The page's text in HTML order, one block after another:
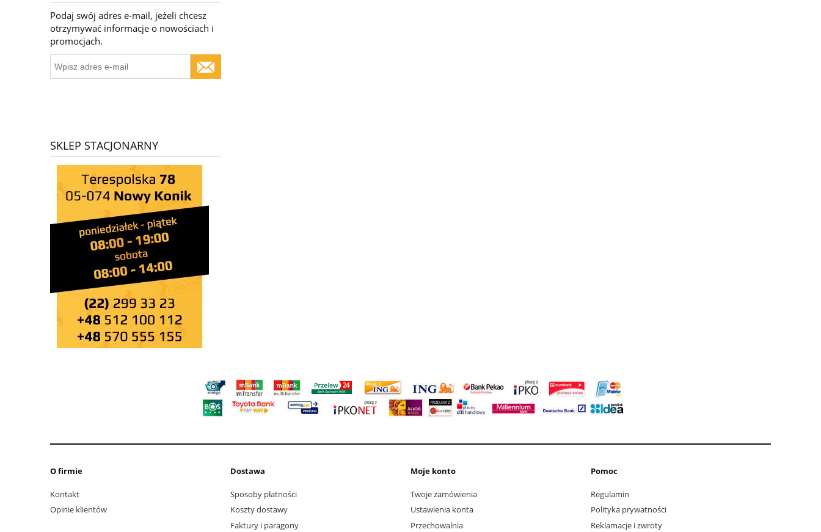
Podaj swój adres e-mail, jeżeli chcesz
otrzymywać informacje o nowościach i
promocjach.
SKLEP STACJONARNY
O firmie
Kontakt
Opinie klientów
Dostawa
Sposoby płatności
Koszty dostawy
Faktury i paragony
Moje konto
Twoje zamówienia
Ustawienia konta
Przechowalnia
Pomoc
Regulamin
Polityka prywatności
Reklamacje i zwroty